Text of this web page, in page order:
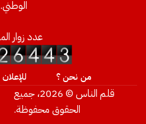
الوطني.
عدد زوار
من نحن ؟
قلم الناس © 2026، جميع
الحقوق محفوظة.